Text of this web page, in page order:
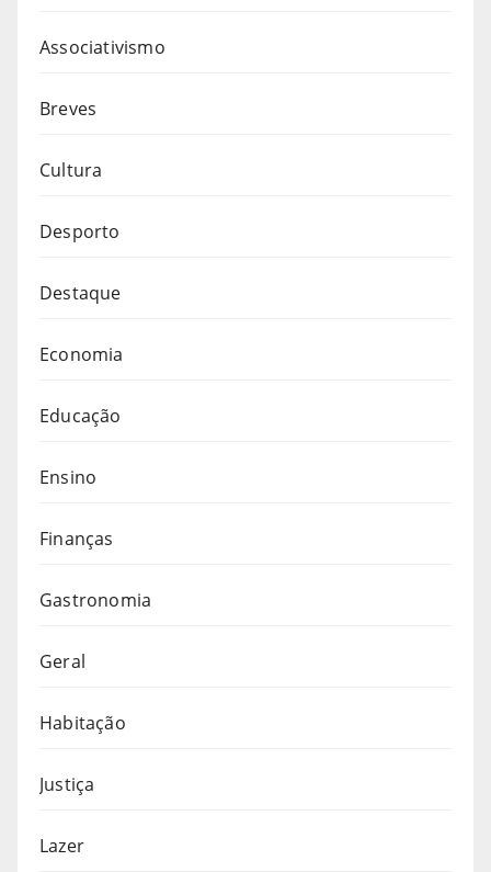
Associativismo
Breves
Cultura
Desporto
Destaque
Economia
Educação
Ensino
Finanças
Gastronomia
Geral
Habitação
Justiça
Lazer